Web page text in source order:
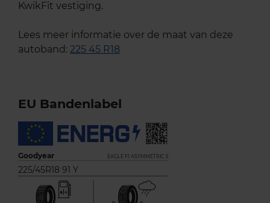
KwikFit vestiging.
Lees meer informatie over de maat van deze
autoband: 225 45 R18
EU Bandenlabel
Goodyear EAGLE F1 ASYMMETRIC 5
225/45R18 91 Y